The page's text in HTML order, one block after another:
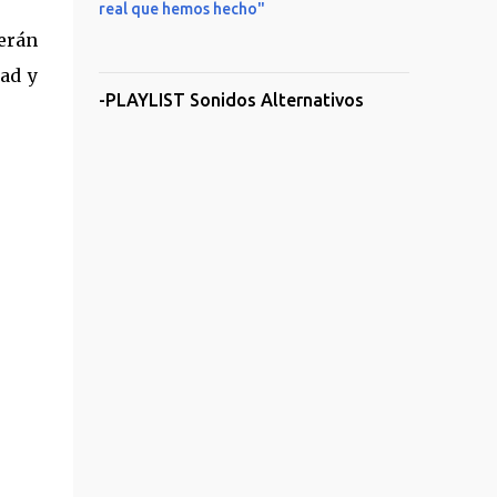
y
real que hemos hecho"
-PLAYLIST Sonidos Alternativos